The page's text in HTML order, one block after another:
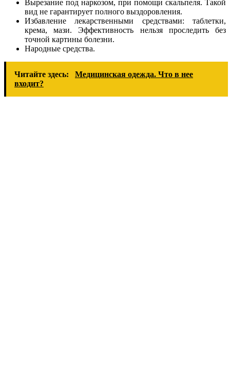
Вырезание под наркозом, при помощи скальпеля. Такой
вид не гарантирует полного выздоровления.
Избавление лекарственными средствами: таблетки,
крема, мази. Эффективность нельзя проследить без
точной картины болезни.
Народные средства.
Читайте здесь:
Медицинская одежда. Что в нее
входит?